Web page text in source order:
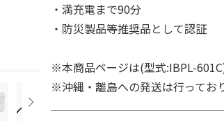
・満充電まで90分
・防災製品等推奨品として認証
※本商品ページは(型式:IBPL-601C)
※沖縄・離島への発送は行ってお